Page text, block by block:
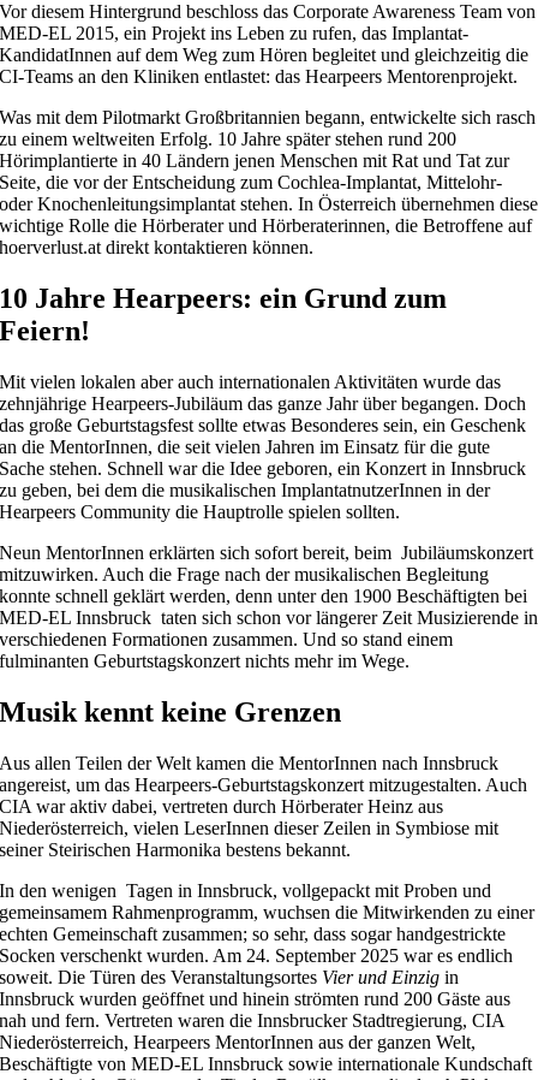
Vor diesem Hintergrund beschloss das Corporate Awareness Team von
MED-EL 2015, ein Projekt ins Leben zu rufen, das Implantat-
KandidatInnen auf dem Weg zum Hören begleitet und gleichzeitig die
CI-Teams an den Kliniken entlastet: das Hearpeers Mentorenprojekt.
Was mit dem Pilotmarkt Großbritannien begann, entwickelte sich rasch
zu einem weltweiten Erfolg. 10 Jahre später stehen rund 200
Hörimplantierte in 40 Ländern jenen Menschen mit Rat und Tat zur
Seite, die vor der Entscheidung zum Cochlea-Implantat, Mittelohr-
oder Knochenleitungsimplantat stehen. In Österreich übernehmen diese
wichtige Rolle die Hörberater und Hörberaterinnen, die Betroffene auf
hoerverlust.at direkt kontaktieren können.
10 Jahre Hearpeers: ein Grund zum
Feiern!
Mit vielen lokalen aber auch internationalen Aktivitäten wurde das
zehnjährige Hearpeers-Jubiläum das ganze Jahr über begangen. Doch
das große Geburtstagsfest sollte etwas Besonderes sein, ein Geschenk
an die MentorInnen, die seit vielen Jahren im Einsatz für die gute
Sache stehen. Schnell war die Idee geboren, ein Konzert in Innsbruck
zu geben, bei dem die musikalischen ImplantatnutzerInnen in der
Hearpeers Community die Hauptrolle spielen sollten.
Neun MentorInnen erklärten sich sofort bereit, beim Jubiläumskonzert
mitzuwirken. Auch die Frage nach der musikalischen Begleitung
konnte schnell geklärt werden, denn unter den 1900 Beschäftigten bei
MED-EL Innsbruck taten sich schon vor längerer Zeit Musizierende in
verschiedenen Formationen zusammen. Und so stand einem
fulminanten Geburtstagskonzert nichts mehr im Wege.
Musik kennt keine Grenzen
Aus allen Teilen der Welt kamen die MentorInnen nach Innsbruck
angereist, um das Hearpeers-Geburtstagskonzert mitzugestalten. Auch
CIA war aktiv dabei, vertreten durch Hörberater Heinz aus
Niederösterreich, vielen LeserInnen dieser Zeilen in Symbiose mit
seiner Steirischen Harmonika bestens bekannt.
In den wenigen Tagen in Innsbruck, vollgepackt mit Proben und
gemeinsamem Rahmenprogramm, wuchsen die Mitwirkenden zu einer
echten Gemeinschaft zusammen; so sehr, dass sogar handgestrickte
Socken verschenkt wurden. Am 24. September 2025 war es endlich
soweit. Die Türen des Veranstaltungsortes Vier und Einzig in
Innsbruck wurden geöffnet und hinein strömten rund 200 Gäste aus
nah und fern. Vertreten waren die Innsbrucker Stadtregierung, CIA
Niederösterreich, Hearpeers MentorInnen aus der ganzen Welt,
Beschäftigte von MED-EL Innsbruck sowie internationale Kundschaft